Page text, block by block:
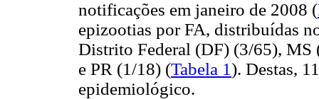
notificações em janeiro de 2008 (
epizootias por FA, distribuídas
Distrito Federal (DF) (3/65), MS
e PR (1/18) (Tabela 1). Destas,
epidemiológico.